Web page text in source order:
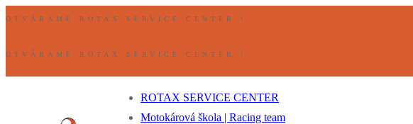
Preskočiť
obsah
Ponuka
Zavrieť
OTVÁRAME ROTAX SERVICE CENTER !
OTVÁRAME ROTAX SERVICE CENTER !
ROTAX SERVICE CENTER
Motokárová škola | Racing team